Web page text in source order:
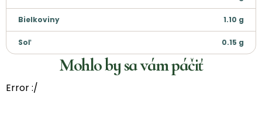
Bielkoviny 1.10 g
Soľ 0.15 g
Mohlo by sa vám páčiť
Error :/